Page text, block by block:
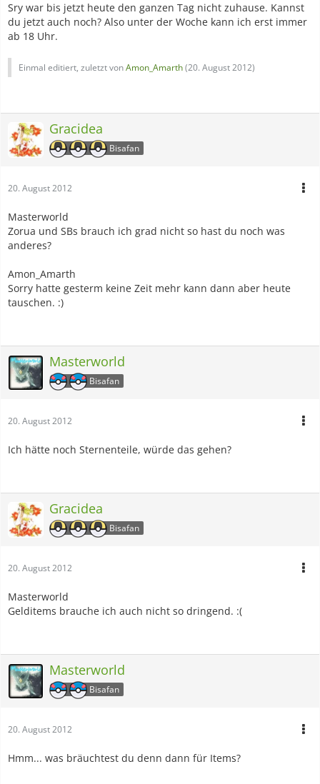
Sry war bis jetzt heute den ganzen Tag nicht zuhause. Kannst
du jetzt auch noch? Also unter der Woche kann ich erst immer
ab 18 Uhr.
Einmal editiert, zuletzt vonAmon_Amarth(20. August 2012)
Gracidea
Bisafan
20. August 2012
Masterworld
Zorua und SBs brauch ich grad nicht so hast du noch was
anderes?
Amon_Amarth
Sorry hatte gesterm keine Zeit mehr kann dann aber heute
tauschen. :)
Masterworld
Bisafan
20. August 2012
Ich hätte noch Sternenteile, würde das gehen?
Gracidea
Bisafan
20. August 2012
Masterworld
Gelditems brauche ich auch nicht so dringend. :(
Masterworld
Bisafan
20. August 2012
Hmm... was bräuchtest du denn dann für Items?